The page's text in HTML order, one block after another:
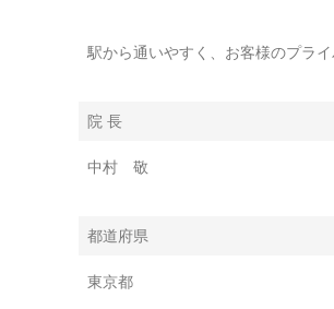
駅から通いやすく、お客様のプラ
院 長
中村 敬
都道府県
東京都